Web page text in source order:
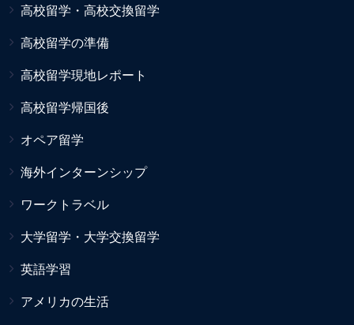
高校留学・高校交換留学
高校留学の準備
高校留学現地レポート
高校留学帰国後
オペア留学
海外インターンシップ
ワークトラベル
大学留学・大学交換留学
英語学習
アメリカの生活